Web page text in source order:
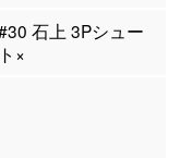
石上 3Pシュー
ト×